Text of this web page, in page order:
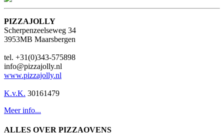
PIZZAJOLLY
Scherpenzeelseweg 34
3953MB Maarsbergen
tel. +31(0)343-575898
info@pizzajolly.nl
www.pizzajolly.nl
K.v.K. 30161479
Meer info...
ALLES OVER PIZZAOVENS